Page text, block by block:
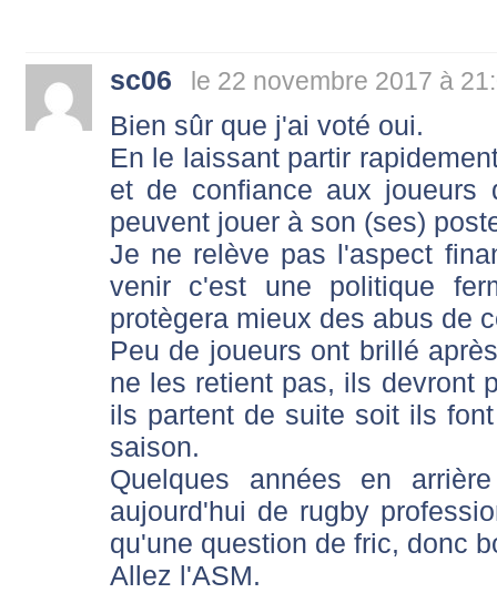
sc06 le 22 novembre 2017 à
Bien sûr que j'ai voté oui.
En le laissant partir
et de confiance aux
peuvent jouer à son (ses)
Je ne relève pas l'aspect
venir c'est une politique
protègera mieux des abus de
Peu de joueurs ont brillé
ne les retient pas, ils devront
ils partent de suite soit ils
saison.
Quelques années en
aujourd'hui de rugby
qu'une question de fric, donc
Allez l'ASM.